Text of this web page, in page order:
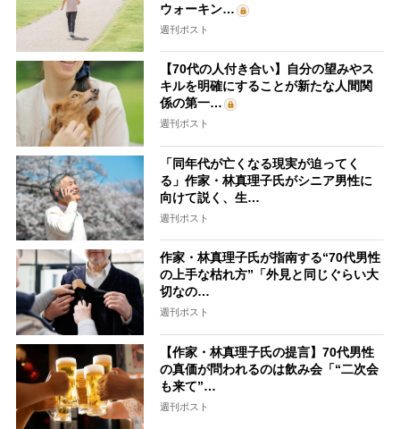
ウォーキン…
週刊ポスト
【70代の人付き合い】自分の望みやス
キルを明確にすることが新たな人間関
係の第一…
週刊ポスト
「同年代が亡くなる現実が迫ってく
る」作家・林真理子氏がシニア男性に
向けて説く、生…
週刊ポスト
作家・林真理子氏が指南する“70代男性
の上手な枯れ方”「外見と同じぐらい大
切なの…
週刊ポスト
【作家・林真理子氏の提言】70代男性
の真価が問われるのは飲み会「“二次会
も来て”…
週刊ポスト